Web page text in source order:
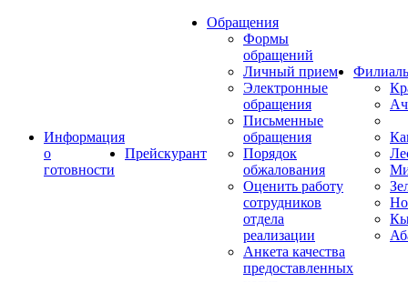
Информация
о
готовности
Прейскурант
Обращения
Формы
обращений
Личный прием
Электронные
обращения
Письменные
обращения
Порядок
обжалования
Оценить работу
сотрудников
отдела
реализации
Анкета качества
предоставленных